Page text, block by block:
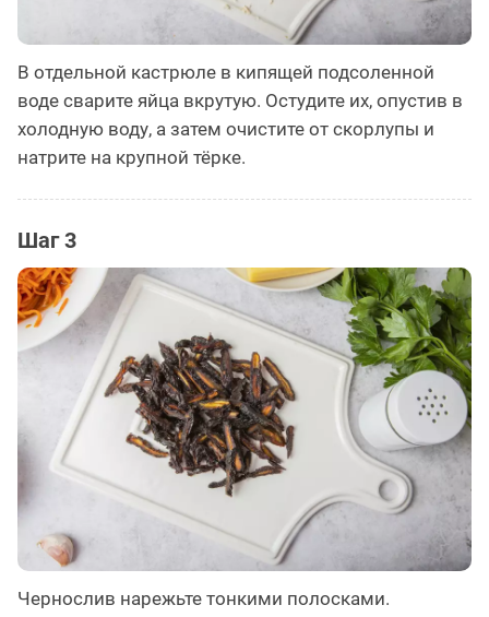
В отдельной кастрюле в кипящей подсоленной
воде сварите яйца вкрутую. Остудите их, опустив в
холодную воду, а затем очистите от скорлупы и
натрите на крупной тёрке.
Шаг 3
Чернослив нарежьте тонкими полосками.